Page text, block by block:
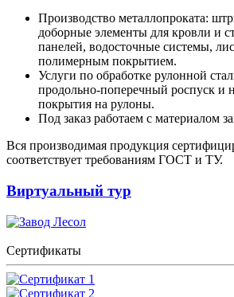
Производство металлопроката:
доборные элементы для кровли и
панелей, водосточные системы,
полимерным покрытием.
Услуги по обработке рулонной
продольно-поперечный роспуск и
покрытия на рулоны.
Под заказ работаем с материалом
Вся производимая продукция
соответствует требованиям ГОСТ и ТУ.
Виртуальный тур
Сертификаты